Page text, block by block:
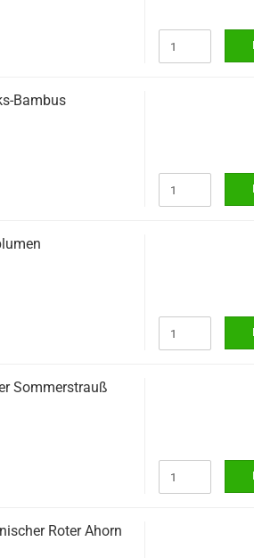
Bambus
Sommerstrauß
Roter Ahorn